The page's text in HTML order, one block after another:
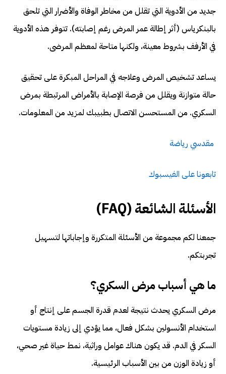
جديد من الأدوية التي تقلل من مخاطر الوفاة والأضرار التي تلحق
بالبنكرياس (أثر إطالة عمر المرض رغم إصابته). تتوفر هذه الأدوية
في الأرفف بشروط معينة، ولكنها متاحة لمعظم المرضى.
يساعد تشخيص المرض وعلاجه في المراحل المبكرة على تحقيق
حالة متوازنة ويقلل من فرصة الإصابة بالأمراض المرتبطة بمرض
السكري. من المستحسن الاتصال بطبيبك لمزيد من المعلومات.
مقدسي رياضة
تابعونا على الفيسبوك
الأسئلة الشائعة (FAQ)
جمعنا لكم مجموعة من الأسئلة المتكررة وإجاباتها لتسهيل
تجربتكم.
ما هي أسباب مرض السكري؟
مرض السكري يحدث نتيجة لعدم قدرة الجسم على إنتاج أو
استخدام الأنسولين بشكل فعال، مما يؤدي إلى زيادة مستويات
السكر في الدم. قد يكون هناك عوامل وراثية، نمط حياة غير صحي،
أو زيادة الوزن من بين الأسباب الرئيسية.